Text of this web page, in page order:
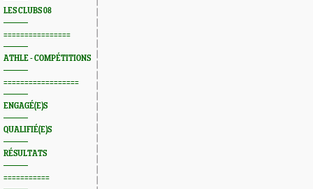
LES CLUBS 08
================
ATHLE - COMPÉTITIONS
==================
ENGAGÉ(E)S
QUALIFIÉ(E)S
RÉSULTATS
===========